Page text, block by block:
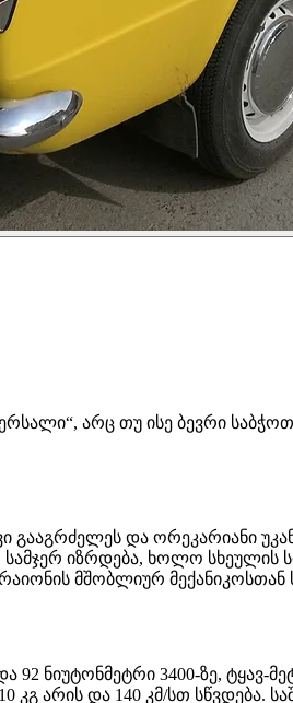
არც თუ ისე ბევრი
გააგრძელეს და ორეკარიანი
იზრდება, ხოლო სხეულის
მშობლიურ მექანიკოსთან
და 92 ნიუტონმეტრი 3400-ზე,
არის და 140 კმ/სთ სწვდება.